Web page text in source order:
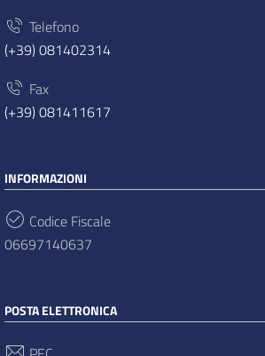
Telefono
(+39) 081402314
Fax
(+39) 081411617
INFORMAZIONI
Codice Fiscale
06697140637
POSTA ELETTRONICA